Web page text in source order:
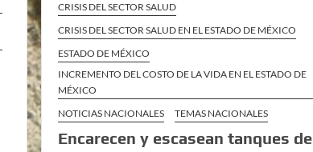
CRISIS DEL SECTOR SALUD
CRISIS DEL SECTOR SALUD EN EL ESTADO DE MÉXICO
ESTADO DE MÉXICO
INCREMENTO DEL COSTO DE LA VIDA EN EL ESTADO DE
MÉXICO
NOTICIAS NACIONALES
TEMAS NACIONALES
Encarecen y escasean tanques de